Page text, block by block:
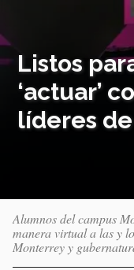
Listos
‘actuar’
líderes
Alumnos del campus
manera virtual a las y
Monterrey y